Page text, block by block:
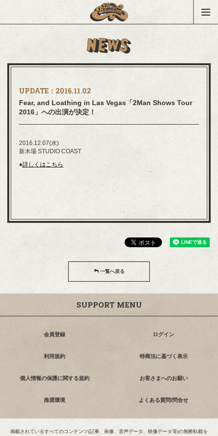
UPDATE： 2016.11.02
Fear, and Loathing in Las Vegas「2Man Shows Tour
2016」への出演が決定！
2016.12.07(水)
新木場 STUDIO COAST
●詳しくはこちら
一覧へ戻る
SUPPORT MENU
会員登録 ログイン
利用規約 特商法に基づく表示
個人情報の保護に関する規約 お客さまへのお願い
推奨環境 よくある質問/問合せ
掲載されているすべてのコンテンツ(記事、画像、音声データ、映像データ等)の無断転載を